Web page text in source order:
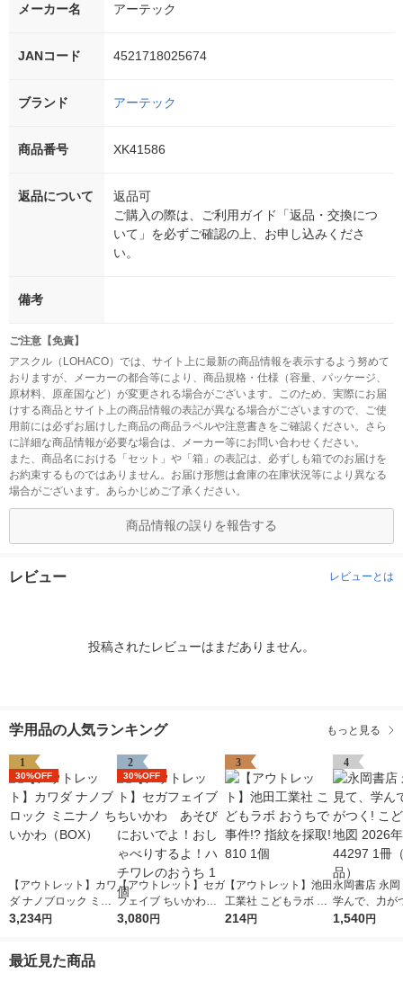
メーカー名 アーテック
JANコード 4521718025674
ブランド アーテック
商品番号 XK41586
返品について
返品可
ご購入の際は、ご利用ガイド「返品・交換につ
いて」を必ずご確認の上、お申し込みくださ
い。
備考
ご注意【免責】
アスクル（LOHACO）では、サイト上に最新の商品情報を表示するよう努めて
おりますが、メーカーの都合等により、商品規格・仕様（容量、パッケージ、
原材料、原産国など）が変更される場合がございます。このため、実際にお届
けする商品とサイト上の商品情報の表記が異なる場合がございますので、ご使
用前には必ずお届けした商品の商品ラベルや注意書きをご確認ください。さら
に詳細な商品情報が必要な場合は、メーカー等にお問い合わせください。
また、商品名における「セット」や「箱」の表記は、必ずしも箱でのお届けを
お約束するものではありません。お届け形態は倉庫の在庫状況等により異なる
場合がございます。あらかじめご了承ください。
商品情報の誤りを報告する
レビュー レビューとは
投稿されたレビューはまだありません。
学用品の人気ランキング もっと見る
1
30%OFF
【アウトレット】カワ
ダ ナノブロック ミニ
ナノ ちいかわ（BO
3,234円
2
30%OFF
【アウトレット】セガ
フェイブ ちいかわ
あそびにおいでよ！お
3,080円
3
【アウトレット】池田
工業社 こどもラボ お
うちで事件!? 指紋を
214円
4
永岡書店 永岡
学んで、力が
ども日本地図
1,540円
最近見た商品